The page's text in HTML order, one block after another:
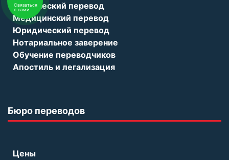
Связаться
с нами
Технический перевод
Медицинский перевод
Юридический перевод
Нотариальное заверение
Обучение переводчиков
Апостиль и легализация
Бюро переводов
Цены